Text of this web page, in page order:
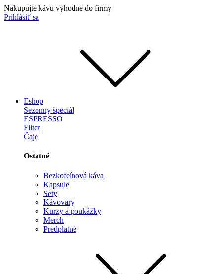
Nakupujte kávu výhodne do firmy
Prihlásiť sa
Eshop
Sezónny špeciál
ESPRESSO
Filter
Čaje
Ostatné
Bezkofeínová káva
Kapsule
Sety
Kávovary
Kurzy a poukážky
Merch
Predplatné